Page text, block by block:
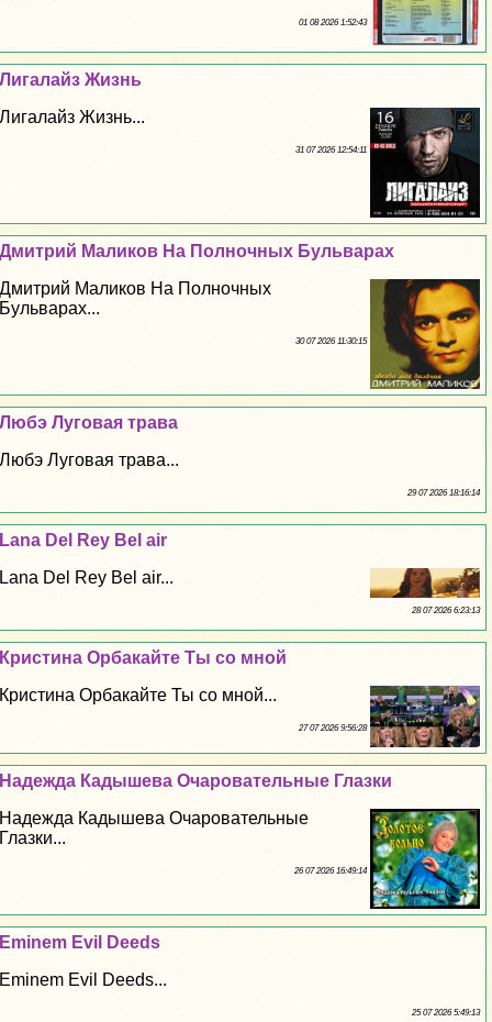
01 08 2026 1:52:43
Лигалайз Жизнь
Лигалайз Жизнь...
31 07 2026 12:54:11
Дмитрий Маликов На Полночных Бульварах
Дмитрий Маликов На Полночных
Бульварах...
30 07 2026 11:30:15
Любэ Луговая трава
Любэ Луговая трава...
29 07 2026 18:16:14
Lana Del Rey Bel air
Lana Del Rey Bel air...
28 07 2026 6:23:13
Кристина Орбакайте Ты со мной
Кристина Орбакайте Ты со мной...
27 07 2026 9:56:28
Надежда Кадышева Очаровательные Глазки
Надежда Кадышева Очаровательные
Глазки...
26 07 2026 16:49:14
Eminem Evil Deeds
Eminem Evil Deeds...
25 07 2026 5:49:13